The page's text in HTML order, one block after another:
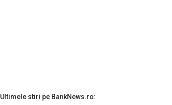
Ultimele stiri pe BankNews.ro: